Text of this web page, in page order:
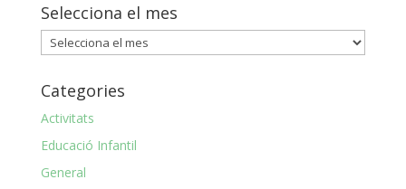
Selecciona el mes
Selecciona
el
Categories
Activitats
Educació Infantil
General